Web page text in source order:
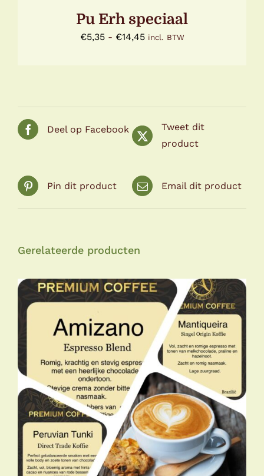
PRODUCTPAGINA
Pu Erh speciaal
€5,35 - €14,45Prijsklasse:
incl. BTW
Deel op Facebook
Tweet dit
product
Pin dit product Email dit product
Gerelateerde producten
TOEVOEGEN AAN WINKELWAGEN
/
DETAILS